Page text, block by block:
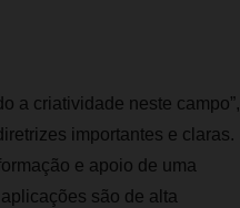
a criatividade neste campo”,
importantes e claras.
e apoio de uma
são de alta